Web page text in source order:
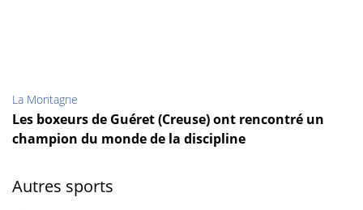
La Montagne
Les boxeurs de Guéret (Creuse) ont rencontré un
champion du monde de la discipline
Autres sports